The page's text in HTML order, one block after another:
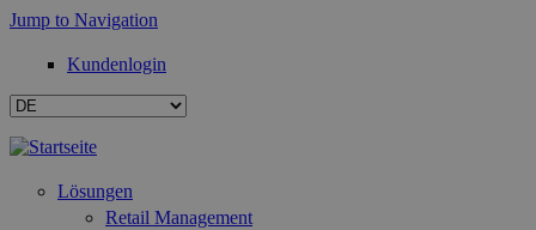
Jump to Navigation
Kundenlogin
Lösungen
Retail Management